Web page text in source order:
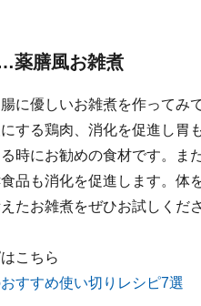
薬膳風お雑煮
に優しいお雑煮を作ってみ
する鶏肉、消化を促進し胃
時にお勧めの食材です。ま
品も消化を促進します。体
たお雑煮をぜひお試しくださ
こちら
すすめ使い切りレシピ7選